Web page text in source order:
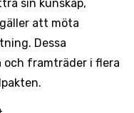
sin kunskap,
att möta
Dessa
framträder i flera